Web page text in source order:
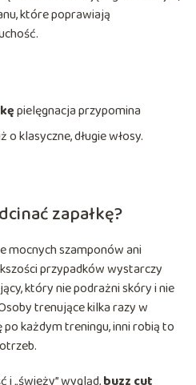
które poprawiają
pielęgnacja przypomina
klasyczne, długie włosy.
zapałkę?
mocnych szamponów ani
przypadków wystarczy
który nie podrażni skóry i nie
trenujące kilka razy w
każdym treningu, inni robią to